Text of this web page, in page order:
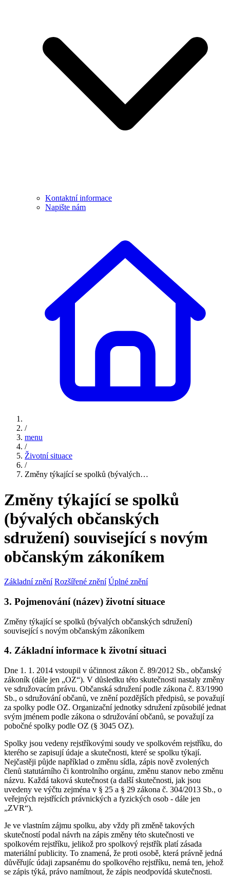
Kontaktní informace
Napište nám
/
menu
/
Životní situace
/
Změny týkající se spolků (bývalých…
Změny týkající se spolků
(bývalých občanských
sdružení) související s novým
občanským zákoníkem
Základní znění Rozšířené znění Úplné znění
3. Pojmenování (název) životní situace
Změny týkající se spolků (bývalých občanských sdružení)
související s novým občanským zákoníkem
4. Základní informace k životní situaci
Dne 1. 1. 2014 vstoupil v účinnost zákon č. 89/2012 Sb., občanský
zákoník (dále jen „OZ“). V důsledku této skutečnosti nastaly změny
ve sdružovacím právu. Občanská sdružení podle zákona č. 83/1990
Sb., o sdružování občanů, ve znění pozdějších předpisů, se považují
za spolky podle OZ. Organizační jednotky sdružení způsobilé jednat
svým jménem podle zákona o sdružování občanů, se považují za
pobočné spolky podle OZ (§ 3045 OZ).
Spolky jsou vedeny rejstříkovými soudy ve spolkovém rejstříku, do
kterého se zapisují údaje a skutečnosti, které se spolku týkají.
Nejčastěji půjde například o změnu sídla, zápis nově zvolených
členů statutárního či kontrolního orgánu, změnu stanov nebo změnu
názvu. Každá taková skutečnost (a další skutečnosti, jak jsou
uvedeny ve výčtu zejména v § 25 a § 29 zákona č. 304/2013 Sb., o
veřejných rejstřících právnických a fyzických osob - dále jen
„ZVR“).
Je ve vlastním zájmu spolku, aby vždy při změně takových
skutečností podal návrh na zápis změny této skutečnosti ve
spolkovém rejstříku, jelikož pro spolkový rejstřík platí zásada
materiální publicity. To znamená, že proti osobě, která právně jedná
důvěřujíc údaji zapsanému do spolkového rejstříku, nemá ten, jehož
se zápis týká, právo namítnout, že zápis neodpovídá skutečnosti.